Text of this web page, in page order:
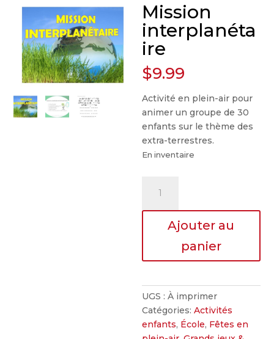
Mission
interplanéta
ire
$9.99
Activité en plein-air pour
animer un groupe de 30
enfants sur le thème des
extra-terrestres.
En inventaire
Mission
interplanétaire
Ajouter au
panier
UGS :À imprimer
Catégories:Activités
enfants, École, Fêtes en